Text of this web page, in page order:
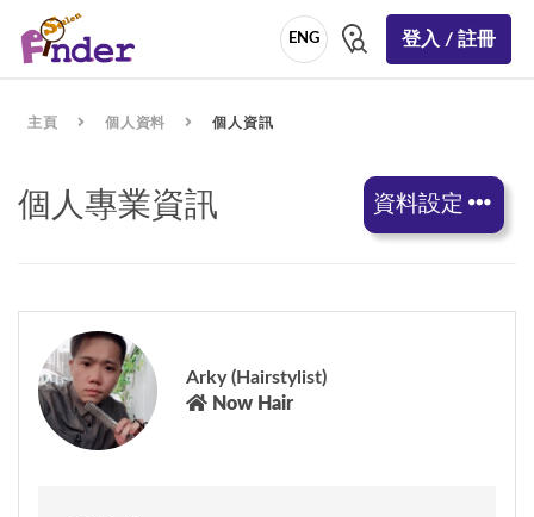
ENG 登入 / 註冊
主頁 個人資料 個人資訊
個人專業資訊 資料設定
Arky (Hairstylist)
Now Hair